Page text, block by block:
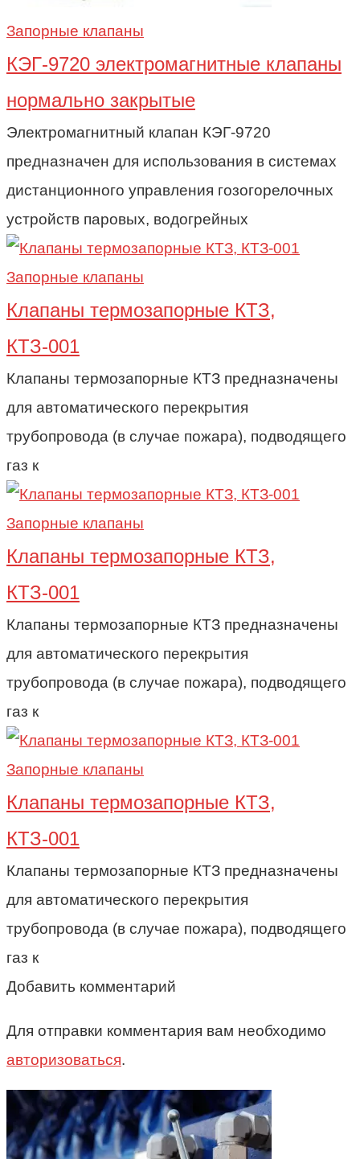
Запорные клапаны
КЭГ-9720 электромагнитные клапаны
нормально закрытые
Электромагнитный клапан КЭГ-9720
предназначен для использования в системах
дистанционного управления гозогорелочных
устройств паровых, водогрейных
Запорные клапаны
Клапаны термозапорные КТЗ,
КТЗ-001
Клапаны термозапорные КТЗ предназначены
для автоматического перекрытия
трубопровода (в случае пожара), подводящего
газ к
Запорные клапаны
Клапаны термозапорные КТЗ,
КТЗ-001
Клапаны термозапорные КТЗ предназначены
для автоматического перекрытия
трубопровода (в случае пожара), подводящего
газ к
Запорные клапаны
Клапаны термозапорные КТЗ,
КТЗ-001
Клапаны термозапорные КТЗ предназначены
для автоматического перекрытия
трубопровода (в случае пожара), подводящего
газ к
Добавить комментарий
Для отправки комментария вам необходимо
авторизоваться.